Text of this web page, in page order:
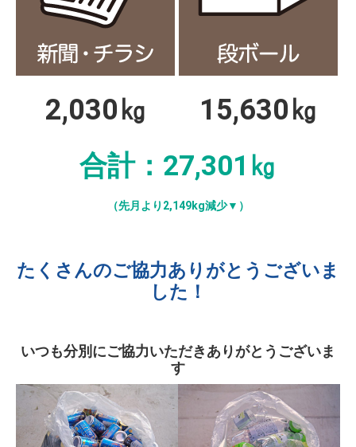
2,030㎏ 15,630 ㎏
合計：27,301㎏
（先月より2,149kg減少▼）
たくさんのご協力ありがとうございま
した！
いつも分別にご協力いただきありがとうございま
す